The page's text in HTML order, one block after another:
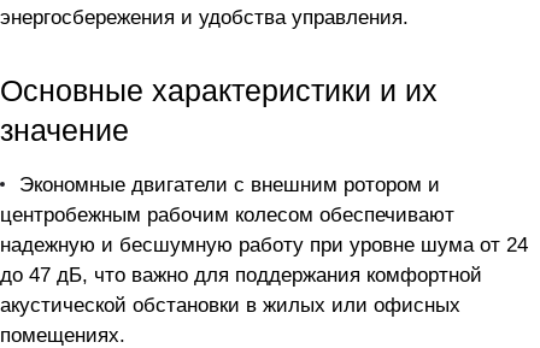
энергосбережения и удобства управления.
Основные характеристики и их
значение
Экономные двигатели с внешним ротором и
центробежным рабочим колесом обеспечивают
надежную и бесшумную работу при уровне шума от 24
до 47 дБ, что важно для поддержания комфортной
акустической обстановки в жилых или офисных
помещениях.